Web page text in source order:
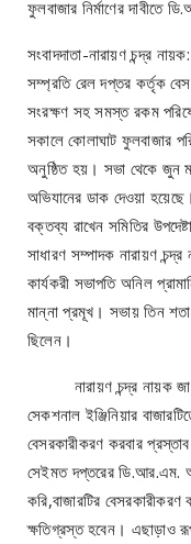
ফুলবাজার নির্মাণের দাবীতে
সংবাদদাতা-নারায়ণ চন্দ্র
সম্প্রতি রেল দপ্তর কর্তৃক
সংরক্ষণ সহ সমস্ত রকম
সকালে কোলাঘাট ফুলবাজার
অনুষ্ঠিত হয়। সভা থেকে জুন
অভিযানের ডাক দেওয়া
বক্তব্য রাখেন সমিতির
সাধারণ সম্পাদক নারায়ণ
কার্যকরী সভাপতি অনিল
মান্না প্রমূখ। সভায় তিন
ছিলেন।
নারায়ণ চন্দ্র নায়ক
সেকশনাল ইঞ্জিনিয়ার
বেসরকারীকরণ করবার
সেইমত দপ্তরের ডি.আর.এম.
করি,বাজারটির বেসরকারীকরণ
ক্ষতিগ্রস্ত হবেন। এছাড়াও